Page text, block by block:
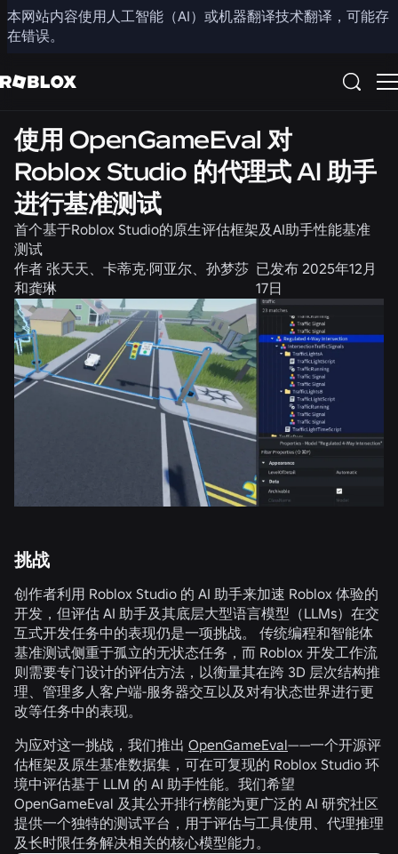
本网站内容使用人工智能（AI）或机器翻译技术翻译，可能存
在错误。
分享
工程
使用 OpenGameEval 对
Roblox Studio 的代理式 AI 助手
进行基准测试
首个基于Roblox Studio的原生评估框架及AI助手性能基准
测试
作者 张天天、卡蒂克·阿亚尔、孙梦莎
和龚琳
已发布 2025年12月
17日
挑战
创作者利用 Roblox Studio 的 AI 助手来加速 Roblox 体验的
开发，但评估 AI 助手及其底层大型语言模型（LLMs）在交
互式开发任务中的表现仍是一项挑战。 传统编程和智能体
基准测试侧重于孤立的无状态任务，而 Roblox 开发工作流
则需要专门设计的评估方法，以衡量其在跨 3D 层次结构推
理、管理多人客户端-服务器交互以及对有状态世界进行更
改等任务中的表现。
为应对这一挑战，我们推出 OpenGameEval——一个开源评
估框架及原生基准数据集，可在可复现的 Roblox Studio 环
境中评估基于 LLM 的 AI 助手性能。我们希望
OpenGameEval 及其公开排行榜能为更广泛的 AI 研究社区
提供一个独特的测试平台，用于评估与工具使用、代理推理
及长时限任务解决相关的核心模型能力。